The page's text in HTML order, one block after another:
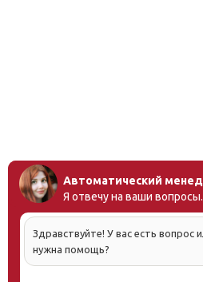
Автоматический
Я отвечу на ваши вопросы.
Здравствуйте! У вас есть вопрос
нужна помощь?